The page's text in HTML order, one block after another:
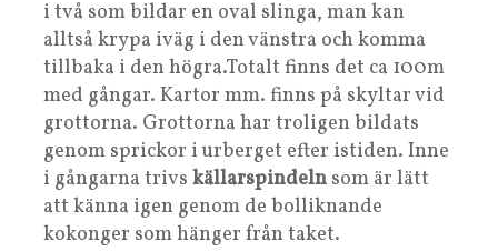
i två som bildar en oval slinga, man kan
alltså krypa iväg i den vänstra och komma
tillbaka i den högra.Totalt finns det ca 100m
med gångar. Kartor mm. finns på skyltar vid
grottorna. Grottorna har troligen bildats
genom sprickor i urberget efter istiden. Inne
i gångarna trivs källarspindeln som är lätt
att känna igen genom de bolliknande
kokonger som hänger från taket.